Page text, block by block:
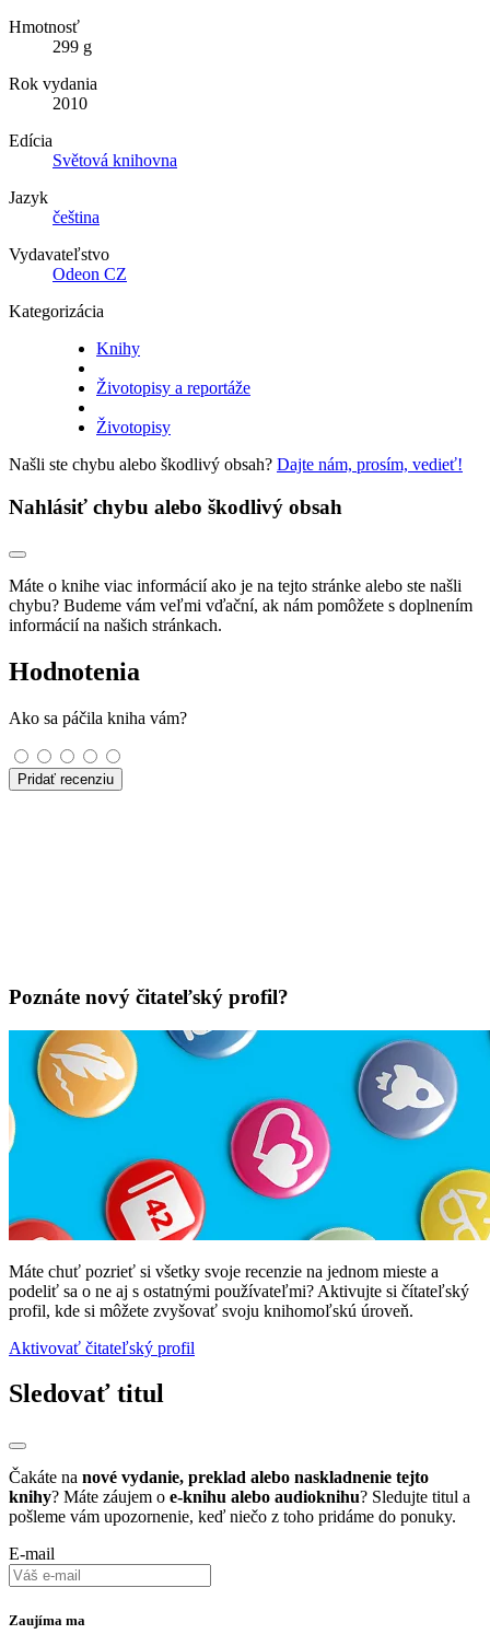
Hmotnosť
299 g
Rok vydania
2010
Edícia
Světová knihovna
Jazyk
čeština
Vydavateľstvo
Odeon CZ
Kategorizácia
Knihy
Životopisy a reportáže
Životopisy
Našli ste chybu alebo škodlivý obsah? Dajte nám, prosím, vedieť!
Nahlásiť chybu alebo škodlivý obsah
Máte o knihe viac informácií ako je na tejto stránke alebo ste našli
chybu? Budeme vám veľmi vďační, ak nám pomôžete s doplnením
informácií na našich stránkach.
Hodnotenia
Ako sa páčila kniha vám?
Pridať recenziu
Poznáte nový čitateľský profil?
Máte chuť pozrieť si všetky svoje recenzie na jednom mieste a
podeliť sa o ne aj s ostatnými používateľmi? Aktivujte si čítateľský
profil, kde si môžete zvyšovať svoju knihomoľskú úroveň.
Aktivovať čitateľský profil
Sledovať titul
Čakáte na nové vydanie, preklad alebo naskladnenie tejto
knihy? Máte záujem o e-knihu alebo audioknihu? Sledujte titul a
pošleme vám upozornenie, keď niečo z toho pridáme do ponuky.
E-mail
Zaujíma ma